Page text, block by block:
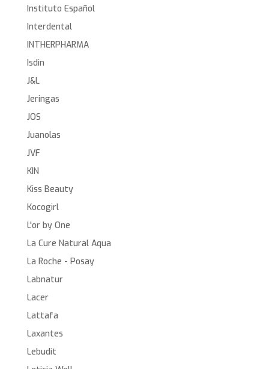
Instituto Español
Interdental
INTHERPHARMA
Isdin
J&L
Jeringas
JOS
Juanolas
JVF
KIN
Kiss Beauty
Kocogirl
L'or by One
La Cure Natural Aqua
La Roche - Posay
Labnatur
Lacer
Lattafa
Laxantes
Lebudit